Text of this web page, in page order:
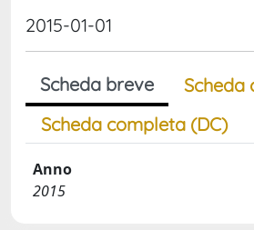
2015-01-01
Scheda breve
Scheda
Scheda completa (DC)
Anno
2015